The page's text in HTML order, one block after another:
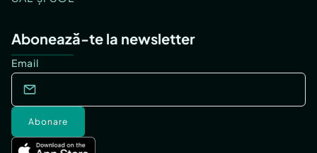
Abonează-te la newsletter
Email
Abonare